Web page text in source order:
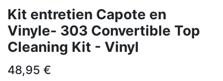
Kit entretien Capote en
Vinyle- 303 Convertible Top
Cleaning Kit - Vinyl
48,95 €